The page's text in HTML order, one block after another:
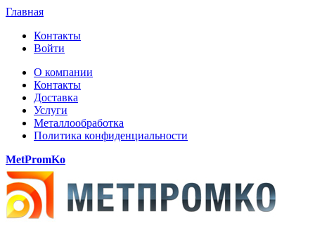
Главная
Контакты
Войти
О компании
Контакты
Доставка
Услуги
Металлообработка
Политика конфиденциальности
MetPromKo